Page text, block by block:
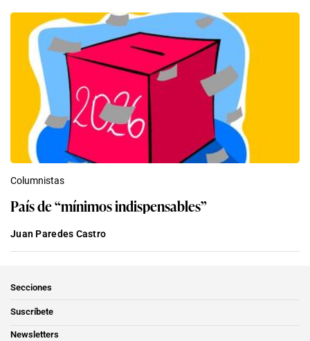
Columnistas
País de “mínimos indispensables”
Juan Paredes Castro
Secciones
Suscríbete
Newsletters